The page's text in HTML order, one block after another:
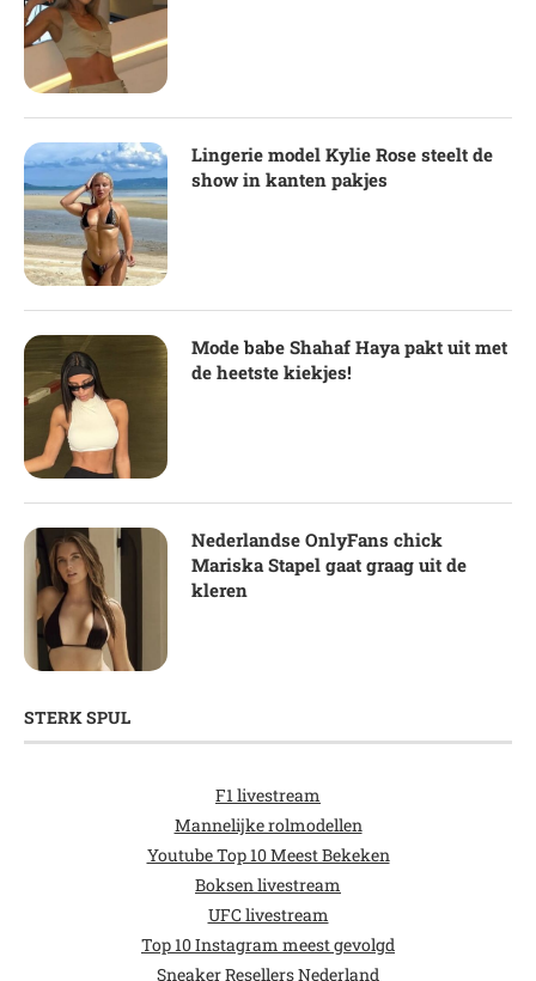
Lingerie model Kylie Rose steelt de
show in kanten pakjes
Mode babe Shahaf Haya pakt uit met
de heetste kiekjes!
Nederlandse OnlyFans chick
Mariska Stapel gaat graag uit de
kleren
STERK SPUL
F1 livestream
Mannelijke rolmodellen
Youtube Top 10 Meest Bekeken
Boksen livestream
UFC livestream
Top 10 Instagram meest gevolgd
Sneaker Resellers Nederland